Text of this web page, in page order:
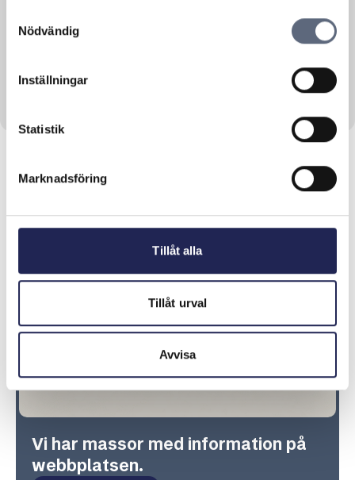
Nödvändig
Inställningar
Statistik
Marknadsföring
Tillåt alla
Tillåt urval
Avvisa
Vi vill gärna att alla ska kunna ha en skön
Läs mer om denna Press
Vi har massor med information på
webbplatsen.